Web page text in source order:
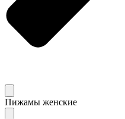
Пижамы женские